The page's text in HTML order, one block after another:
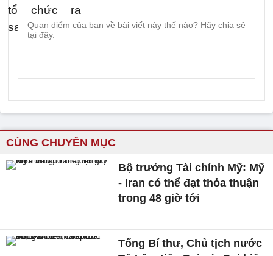
CÙNG CHUYÊN MỤC
Bộ trưởng Tài chính Mỹ: Mỹ
- Iran có thể đạt thỏa thuận
trong 48 giờ tới
Tổng Bí thư, Chủ tịch nước